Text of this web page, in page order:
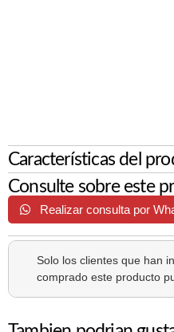
Características del
Consulte sobre este
Realizar consulta por
Solo los clientes que han
comprado este producto